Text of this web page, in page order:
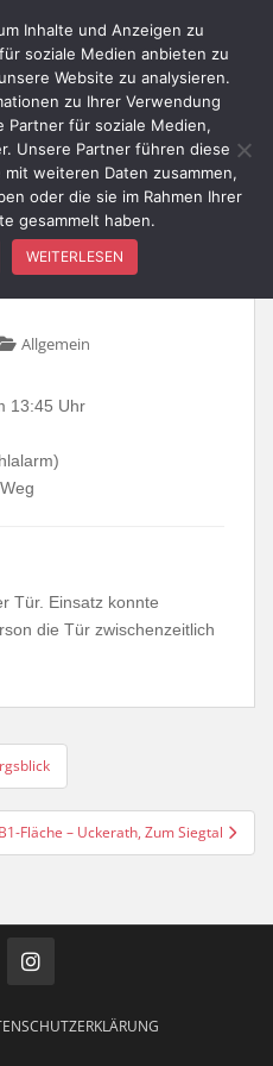
Bierth,
Allgemein
13:45 Uhr
Tür. Einsatz konnte
die Tür zwischenzeitlich
B1-Fläche – Uckerath, Zum Siegtal
Inhalte und Anzeigen zu
soziale Medien anbieten zu
Website zu analysieren.
zu Ihrer Verwendung
Partner für soziale Medien,
Unsere Partner führen diese
weiteren Daten zusammen,
oder die sie im Rahmen Ihrer
gesammelt haben.
WEITERLESEN